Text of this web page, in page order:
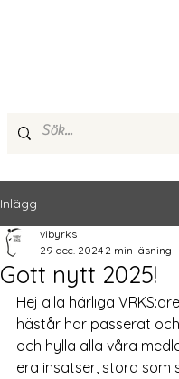
Inlägg
Gott nytt 2025!
vibyrks
29 dec. 2024 2 min läsning
Hej alla härliga
hästår har passerat
och hylla alla våra
era insatser, stora som